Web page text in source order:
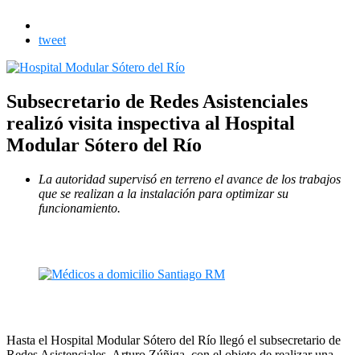
tweet
Subsecretario de Redes Asistenciales
realizó visita inspectiva al Hospital
Modular Sótero del Río
La autoridad supervisó en terreno el avance de los trabajos
que se realizan a la instalación para optimizar su
funcionamiento.
Hasta el Hospital Modular Sótero del Río llegó el subsecretario de